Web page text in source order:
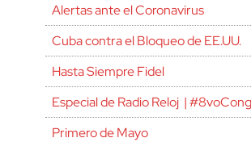
Alertas ante el Coronavirus
Cuba contra el Bloqueo de EE.UU.
Hasta Siempre Fidel
Especial de Radio Reloj |
Primero de Mayo